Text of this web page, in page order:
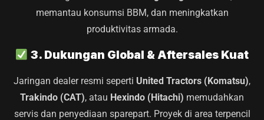
memantau konsumsi BBM, dan meningkatkan
produktivitas armada.
3. Dukungan Global & Aftersales Kuat
Jaringan dealer resmi seperti United Tractors (Komatsu),
Trakindo (CAT), atau Hexindo (Hitachi) memudahkan
servis dan penyediaan sparepart. Proyek di area terpencil